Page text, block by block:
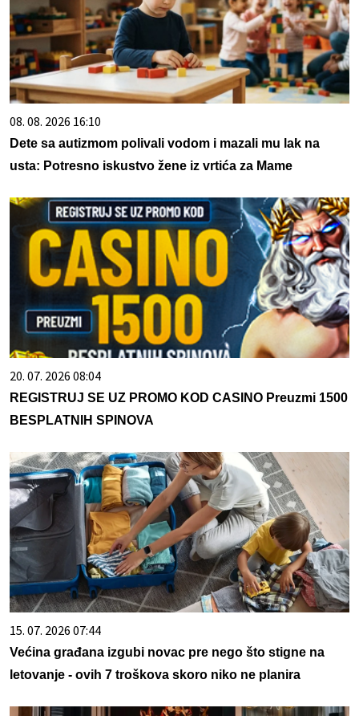
08. 08. 2026 16:10
Dete sa autizmom polivali vodom i mazali mu lak na
usta: Potresno iskustvo žene iz vrtića za Mame
20. 07. 2026 08:04
REGISTRUJ SE UZ PROMO KOD CASINO Preuzmi 1500
BESPLATNIH SPINOVA
15. 07. 2026 07:44
Većina građana izgubi novac pre nego što stigne na
letovanje - ovih 7 troškova skoro niko ne planira